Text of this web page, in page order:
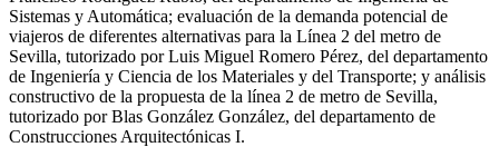
Sistemas y Automática; evaluación de la demanda potencial de
viajeros de diferentes alternativas para la Línea 2 del metro de
Sevilla, tutorizado por Luis Miguel Romero Pérez, del departamento
de Ingeniería y Ciencia de los Materiales y del Transporte; y análisis
constructivo de la propuesta de la línea 2 de metro de Sevilla,
tutorizado por Blas González González, del departamento de
Construcciones Arquitectónicas I.